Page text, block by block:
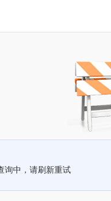
询中，请刷新重试